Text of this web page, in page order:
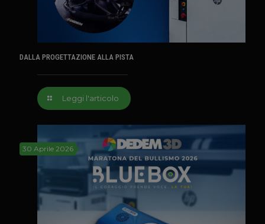
DALLA PROGETTAZIONE ALLA PISTA
Leggi l'articolo
30 Aprile 2026